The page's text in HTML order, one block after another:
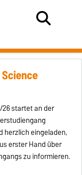
startet an der
herzlich eingeladen,
erster Hand über
zu informieren.